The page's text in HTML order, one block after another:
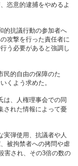
恣意的逮捕をやめるよ
的抗議行動の参加者へ
攻撃を行った責任者に
う必要があると強調し
民的自由の保障のた
くよう求めた。
は、人権理事会での同
された情報によって憂
実弾使用、抗議者や人
被拘禁者への拷問や虐
害され、その3倍の数の